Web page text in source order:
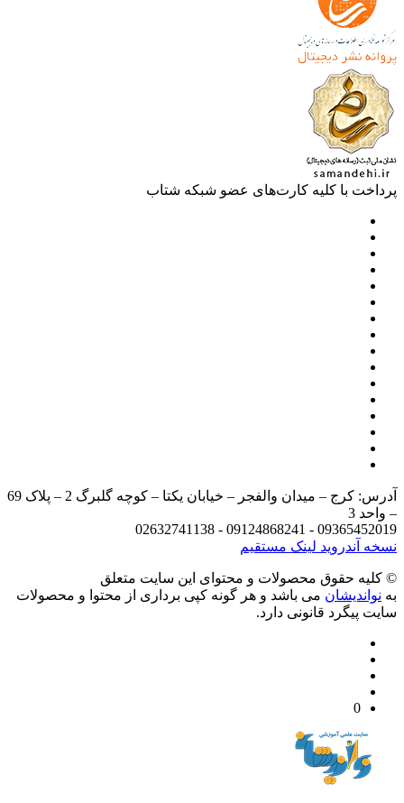
با کلیه کارت‌های عضو شبکه شتاب
آدرس: کرج – میدان والفجر – خیابان یکتا – کوچه گلبرگ 2 – پلاک 69
3
09365452019 - 09124868241 -
آندرویدلینک مستقیم
حقوق محصولات و محتوای اين سایت متعلق
می باشد و هر گونه کپی برداری از محتوا و محصولات
پیگرد قانونی دارد.